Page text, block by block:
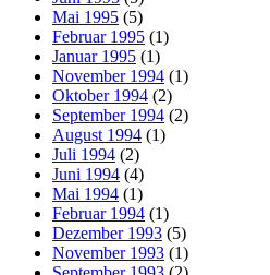
Mai 1995 (5)
Februar 1995 (1)
Januar 1995 (1)
November 1994 (1)
Oktober 1994 (2)
September 1994 (2)
August 1994 (1)
Juli 1994 (2)
Juni 1994 (4)
Mai 1994 (1)
Februar 1994 (1)
Dezember 1993 (5)
November 1993 (1)